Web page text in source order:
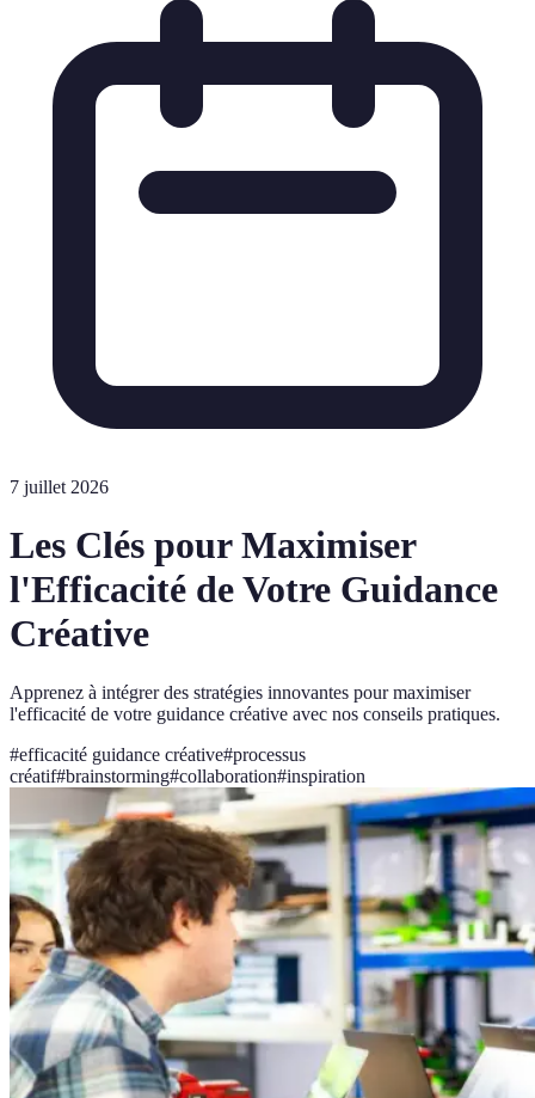
7 juillet 2026
Les Clés pour Maximiser
l'Efficacité de Votre Guidance
Créative
Apprenez à intégrer des stratégies innovantes pour maximiser
l'efficacité de votre guidance créative avec nos conseils pratiques.
#efficacité guidance créative#processus
créatif#brainstorming#collaboration#inspiration